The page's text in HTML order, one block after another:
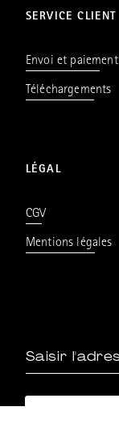
SERVICE CLIENT
Envoi et paiement
Téléchargements
LÉGAL
CGV
Mentions légales